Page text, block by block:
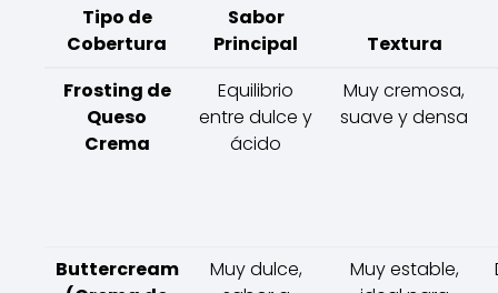
Tipo de
Cobertura
Sabor
Principal
Textura
Frosting de
Queso
Crema
Equilibrio
entre dulce y
ácido
Muy cremosa,
suave y densa
Buttercream
Muy dulce,
Muy estable,